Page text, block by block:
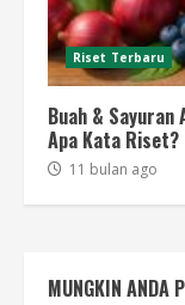
Riset Terbaru
Buah &
Apa Kata Riset?
11 bulan ago
MUNGKIN ANDA